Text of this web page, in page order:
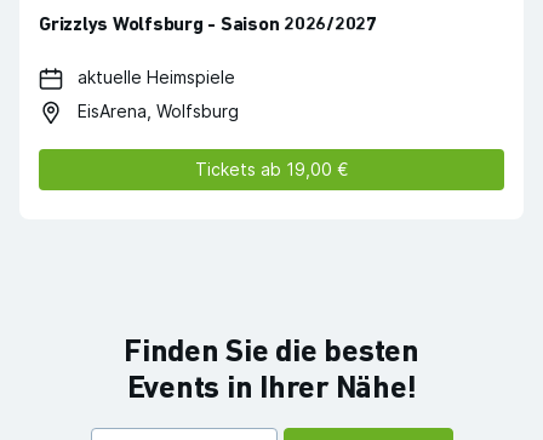
Grizzlys Wolfsburg - Saison 2026/2027
aktuelle Heimspiele
EisArena, Wolfsburg
Tickets ab 19,00 €
Finden Sie die besten
Events in Ihrer Nähe!